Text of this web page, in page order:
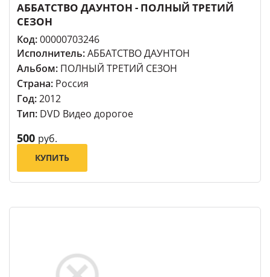
АББАТСТВО ДАУНТОН - ПОЛНЫЙ ТРЕТИЙ
СЕЗОН
Код:00000703246
Исполнитель:АББАТСТВО ДАУНТОН
Альбом: ПОЛНЫЙ ТРЕТИЙ СЕЗОН
Страна: Россия
Год:2012
Тип: DVD Видео дорогое
500 руб.
КУПИТЬ